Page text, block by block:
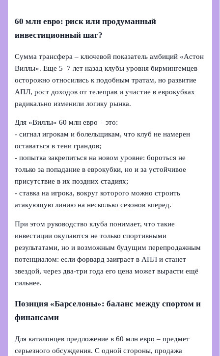
60 млн евро: риск или продуманный
инвестиционный шаг?
Сумма трансфера – ключевой показатель амбиций «Астон
Виллы». Еще 5–7 лет назад клубы уровня бирмингемцев
осторожно относились к подобным тратам, но развитие
АПЛ, рост доходов от телеправ и участие в еврокубках
радикально изменили логику рынка.
Для «Виллы» 60 млн евро – это:
- сигнал игрокам и болельщикам, что клуб не намерен
оставаться в тени грандов;
- попытка закрепиться на новом уровне: бороться не
только за попадание в еврокубки, но и за устойчивое
присутствие в их поздних стадиях;
- ставка на игрока, вокруг которого можно строить
атакующую линию на несколько сезонов вперед.
При этом руководство клуба понимает, что такие
инвестиции окупаются не только спортивными
результатами, но и возможным будущим перепродажным
потенциалом: если форвард заиграет в АПЛ и станет
звездой, через два-три года его цена может вырасти ещё
сильнее.
Позиция «Барселоны»: баланс между спортом и
финансами
Для каталонцев предложение в 60 млн евро – предмет
серьезного обсуждения. С одной стороны, продажа